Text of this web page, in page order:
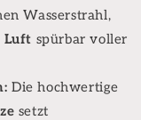
Wasserstrahl,
Luft spürbar voller
Die hochwertige
setzt